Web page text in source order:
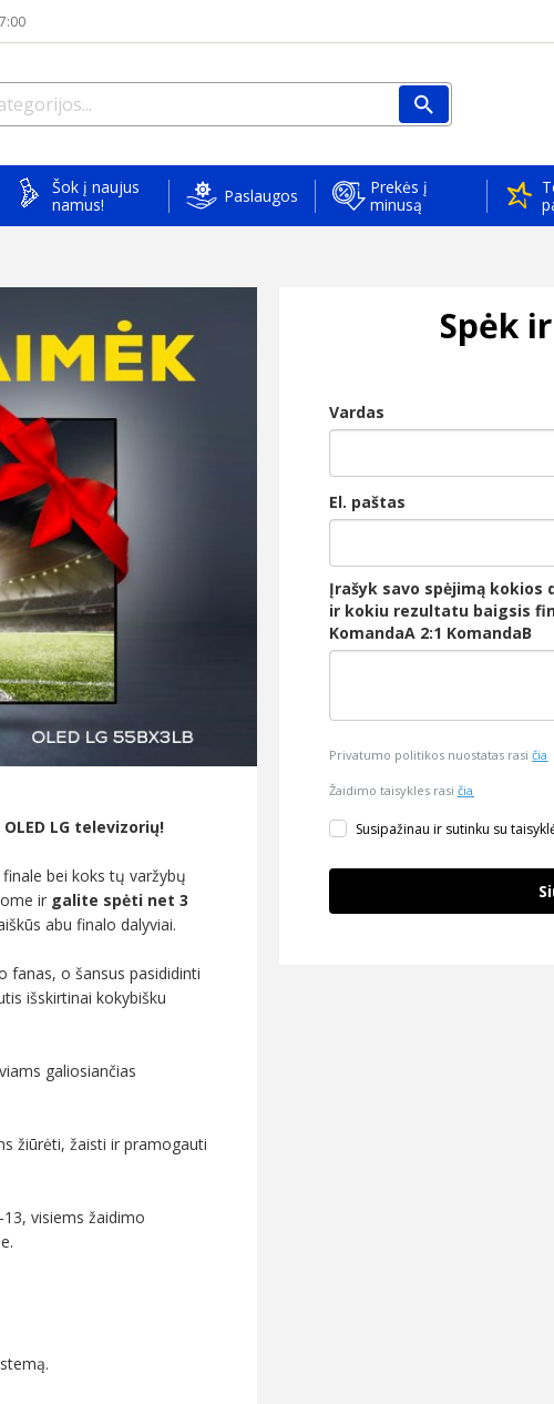
Šok į naujus
namus!
Paslaugos
Prekės į
minusą
LG televizorių!
bei koks tų varžybų
ir galite spėti net 3
abu finalo dalyviai.
fanas, o šansus pasididinti
išskirtinai kokybišku
galiosiančias
žiūrėti, žaisti ir pramogauti
visiems žaidimo
Spėk
Vardas
El. paštas
Įrašyk savo spėjimą kokios
ir kokiu rezultatu baigsis
KomandaA 2:1 KomandaB
Privatumo politikos nuostatas rasičia
Žaidimo taisykles rasičia
Susipažinau ir sutinku su